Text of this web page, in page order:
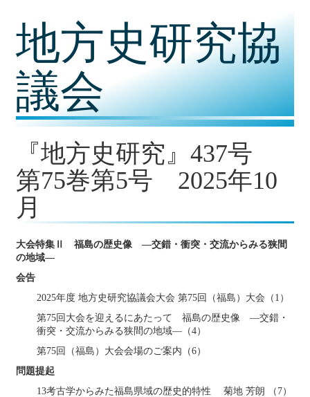
地方史研究協
議会
『地方史研究』437号
第75巻第5号 2025年10
月
大会特集Ⅱ 福島の歴史像 ―交錯・衝突・交流からみる狭間
の地域―
会告
2025年度 地方史研究協議会大会 第75回（福島）大会（1）
第75回大会を迎えるにあたって 福島の歴史像 ―交錯・
衝突・交流からみる狭間の地域―（4）
第75回（福島）大会会場のご案内（6）
問題提起
13考古学からみた福島県域の歴史的特性 菊地 芳朗 （7）